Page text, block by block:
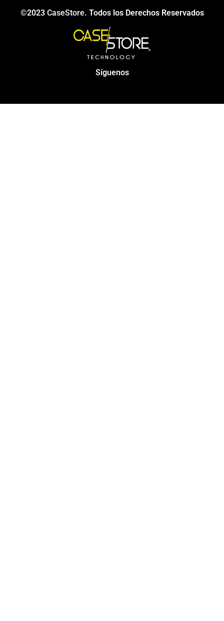
©2023 CaseStore. Todos los Derechos Reservados
Síguenos